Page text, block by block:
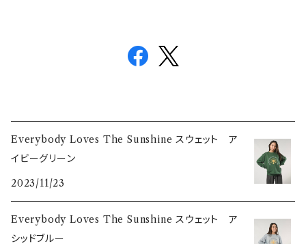
Everybody Loves The Sunshine スウェット ア
イビーグリーン
2023/11/23
Everybody Loves The Sunshine スウェット ア
シッドブルー